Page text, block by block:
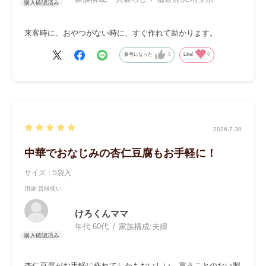
来客時に、おやつがない時に、すぐ作れて助かります。
参考になった 0 Like! 0
2026.7.30
中華でおなじみの杏仁豆腐もお手軽に！
サイズ：5袋入
用途:普段使い
けろくんママ
年代:60代 家族構成:夫婦